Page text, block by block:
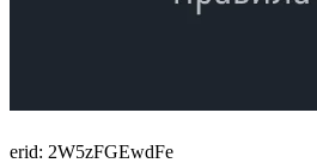
erid: 2W5zFGEwdFe